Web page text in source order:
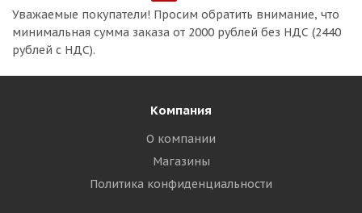
Уважаемые покупатели! Просим обратить внимание, что
минимальная сумма заказа от 2000 рублей без НДС (2440
рублей с НДС).
Компания
О компании
Магазины
Политика конфиденциальности